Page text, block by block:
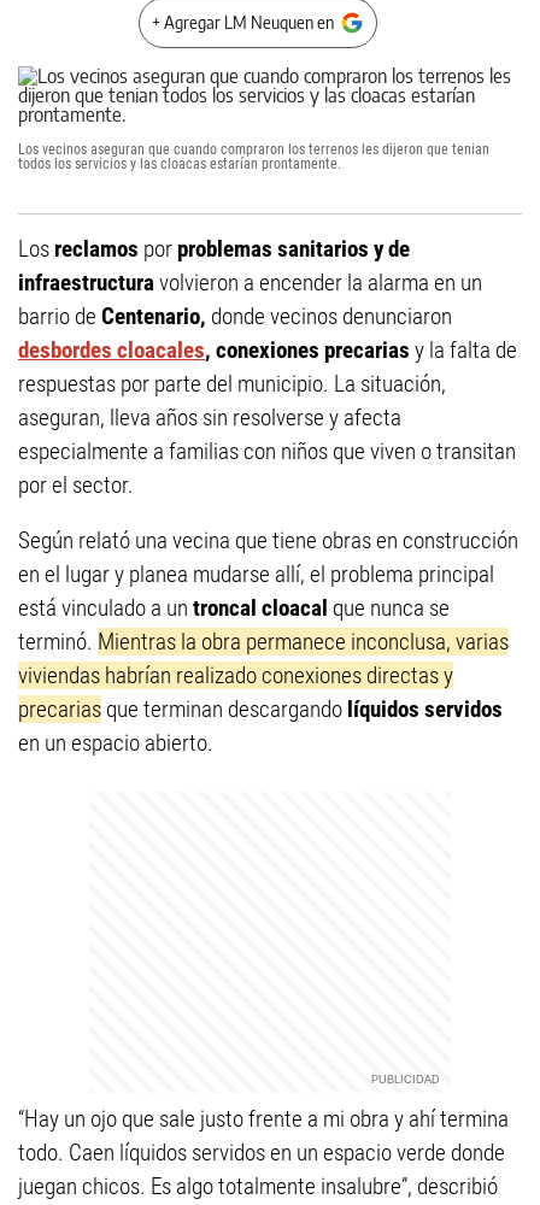
+ Agregar LM Neuquen en
Los vecinos aseguran que cuando compraron los terrenos les dijeron que tenian
todos los servicios y las cloacas estarían prontamente.
Los reclamos por problemas sanitarios y de
infraestructuravolvieron a encender la alarma en un
barrio de Centenario, donde vecinos denunciaron
desbordes cloacales, conexiones precarias y la falta de
respuestas por parte del municipio. La situación,
aseguran, lleva años sin resolverse y afecta
especialmente a familias con niños que viven o transitan
por el sector.
Según relató una vecina que tiene obras en construcción
en el lugar y planea mudarse allí, el problema principal
está vinculado a un troncal cloacal que nunca se
terminó. Mientras la obra permanece inconclusa, varias
viviendas habrían realizado conexiones directas y
precarias que terminan descargando líquidos servidos
en un espacio abierto.
“Hay un ojo que sale justo frente a mi obra y ahí termina
todo. Caen líquidos servidos en un espacio verde donde
juegan chicos. Es algo totalmente insalubre”, describió